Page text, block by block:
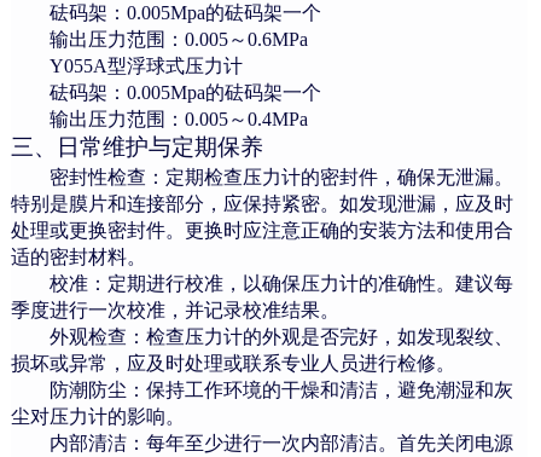
砝码架： 0.005Mpa的砝码架一个
输出压力范围： 0.005～0.6MPa
Y055A型浮球式压力计
砝码架： 0.005Mpa的砝码架一个
输出压力范围： 0.005～0.4MPa
三、日常维护与定期保养
密封性检查：定期检查压力计的密封件，确保无泄漏。
特别是膜片和连接部分，应保持紧密。如发现泄漏，应及时
处理或更换密封件。更换时应注意正确的安装方法和使用合
适的密封材料。
校准：定期进行校准，以确保压力计的准确性。建议每
季度进行一次校准，并记录校准结果。
外观检查：检查压力计的外观是否完好，如发现裂纹、
损坏或异常，应及时处理或联系专业人员进行检修。
防潮防尘：保持工作环境的干燥和清洁，避免潮湿和灰
尘对压力计的影响。
内部清洁：每年至少进行一次内部清洁。首先关闭电源